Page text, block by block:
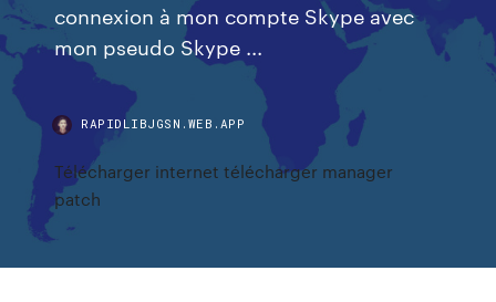
connexion à mon compte Skype avec
mon pseudo Skype ...
RAPIDLIBJGSN.WEB.APP
Télécharger internet télécharger manager
patch